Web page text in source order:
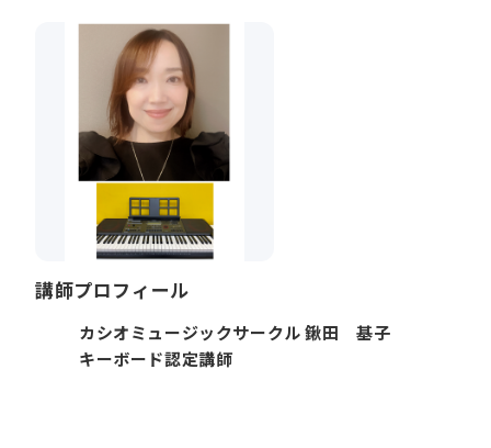
講師プロフィール
カシオミュージックサークル 鍬田 基子
キーボード認定講師